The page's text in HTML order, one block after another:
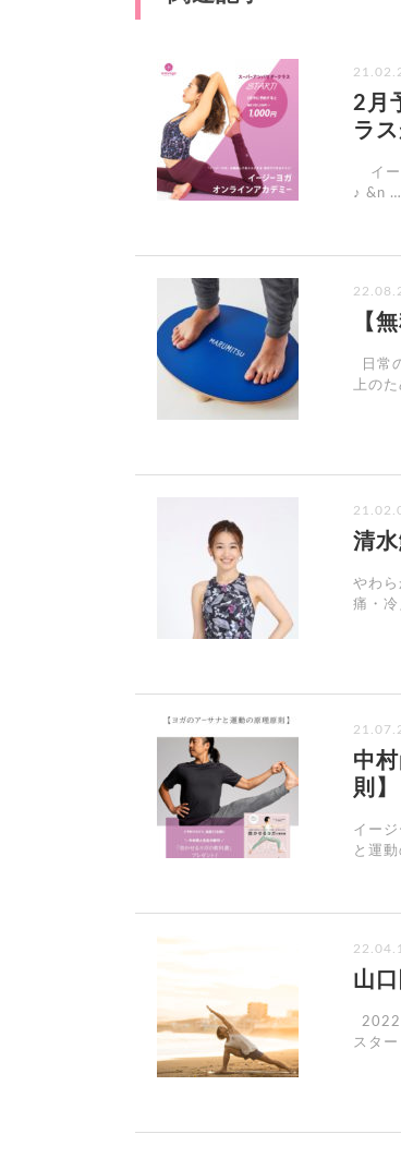
2月
ラ
イー
♪ &n …
【
日常
上の
清
やわ
痛・
中
則】
イー
と運
山
2022
スタ